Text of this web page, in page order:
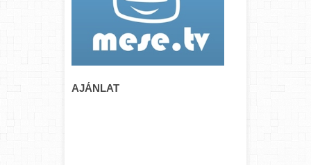
AJÁNLAT